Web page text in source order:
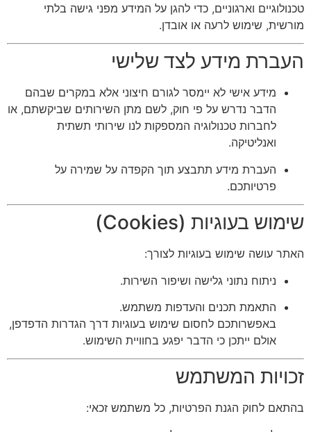
טכנולוגיים וארגוניים, כדי להגן על המידע מפני גישה בלתי
מורשית, שימוש לרעה או אובדן.
העברת מידע לצד שלישי
מידע אישי לא יימסר לגורם חיצוני אלא במקרים שבהם
הדבר נדרש על פי חוק, לשם מתן השירותים שביקשתם, או
לחברות טכנולוגיה המספקות לנו שירותי תשתית
ואנליטיקה.
העברת מידע תתבצע תוך הקפדה על שמירה על
פרטיותכם.
שימוש בעוגיות (Cookies)
האתר עושה שימוש בעוגיות לצורך:
ניתוח נתוני גלישה ושיפור השירות.
התאמת תכנים והעדפות משתמש.
באפשרותכם לחסום שימוש בעוגיות דרך הגדרות הדפדפן,
אולם ייתכן כי הדבר יפגע בחוויית השימוש.
זכויות המשתמש
בהתאם לחוק הגנת הפרטיות, כל משתמש זכאי: